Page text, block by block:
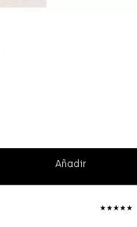
Añadir